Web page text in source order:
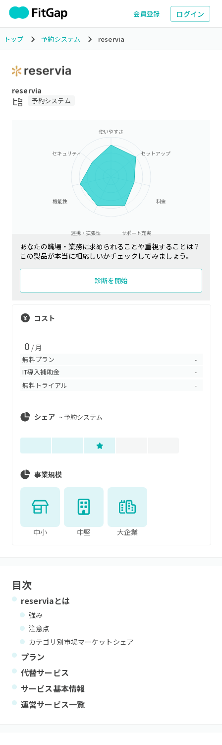
会員登録 ログイン
トップ 予約システム reservia
reservia
予約システム
使いやすさ
セットアップ
料金
サポート充実
連携・拡張性
機能性
セキュリティ
あなたの職場・業務に求められることや重視することは？
この製品が本当に相応しいかチェックしてみましょう。
診断を開始
コスト
0 / 月
無料プラン -
IT導入補助金 -
無料トライアル -
シェア ~予約システム
事業規模
中小 中堅 大企業
目次
reserviaとは
強み
注意点
カテゴリ別市場マーケットシェア
プラン
代替サービス
サービス基本情報
運営サービス一覧